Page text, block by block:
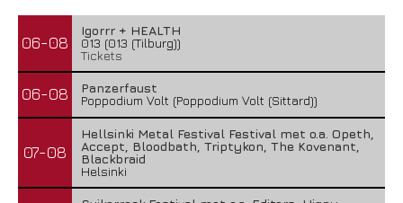
06-08
Igorrr + HEALTH
013 (013 (Tilburg))
Tickets
06-08
Panzerfaust
Poppodium Volt (Poppodium Volt (Sittard))
07-08
Hellsinki Metal Festival Festival met o.a. Opeth,
Accept, Bloodbath, Triptykon, The Kovenant,
Blackbraid
Helsinki